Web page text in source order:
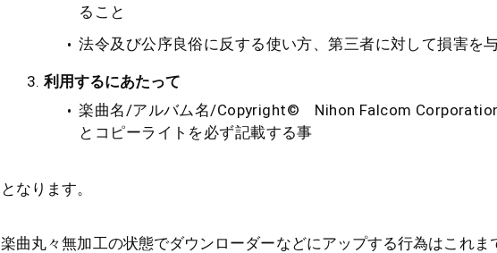
ること
法令及び公序良俗に反する使い方、第三者に対して損害を
利用するにあたって
楽曲名/アルバム名/Copyright© Nihon Falcom
とコピーライトを必ず記載する事
となります。
楽曲丸々無加工の状態でダウンローダーなどにアップする行為はこれま